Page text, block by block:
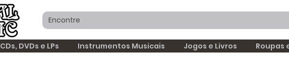
CDs, DVDs e LPs Instrumentos Musicais Jogos e Livros Roupas